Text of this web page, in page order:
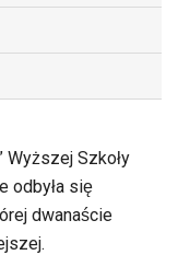
Wyższej Szkoły
odbyła się
dwanaście